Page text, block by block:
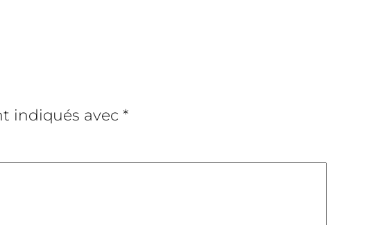
indiqués avec *